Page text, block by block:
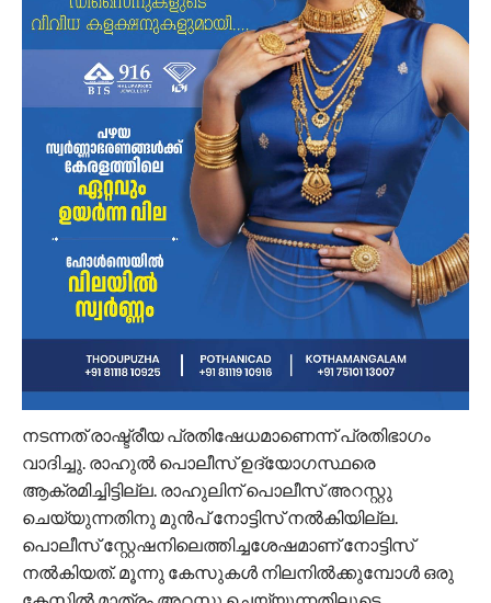
നടന്നത് രാഷ്ട്രീയ പ്രതിഷേധമാണെന്ന് പ്രതിഭാഗം
വാദിച്ചു. രാഹുൽ പൊലീസ് ഉദ്യോഗസ്ഥരെ
ആക്രമിച്ചിട്ടില്ല. രാഹുലിന് പൊലീസ് അറസ്റ്റു
ചെയ്യുന്നതിനു മുൻപ് നോട്ടിസ് നൽകിയില്ല.
പൊലീസ് സ്റ്റേഷനിലെത്തിച്ചശേഷമാണ് നോട്ടിസ്
നൽകിയത്. മൂന്നു കേസുകൾ നിലനിൽക്കുമ്പോൾ ഒരു
കേസിൽ മാത്രം അറസ്റ്റു ചെയ്യുന്നതിലൂടെ